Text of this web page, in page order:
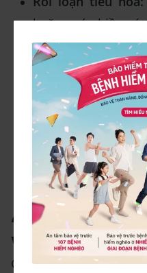
hoặc quá nhiều có
ruột, làm giảm
đến táo bón.
Hao hụt dưỡng
đẩy bài tiết quá
trong cơ thể và
dẫn đến thiếu
thiết.
4. Những ai
vằng
Chè vằng có nhiều